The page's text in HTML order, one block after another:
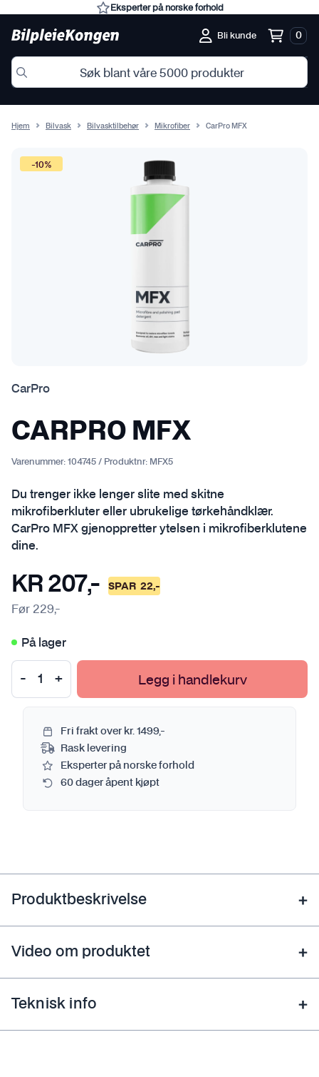
Eksperter på norske forhold
Bli kunde 0
Hjem Bilvask Bilvasktilbehør Mikrofiber CarPro MFX
-10%
CarPro
CARPRO MFX
Varenummer: 104745 / Produktnr: MFX5
Du trenger ikke lenger slite med skitne
mikrofiberkluter eller ubrukelige tørkehåndklær.
CarPro MFX gjenoppretter ytelsen i mikrofiberklutene
dine.
KR 207,- SPAR 22,-
Før 229,-
På lager
Legg i handlekurv
Fri frakt over kr. 1499,-
Rask levering
Eksperter på norske forhold
60 dager åpent kjøpt
Produktbeskrivelse
Video om produktet
Teknisk info